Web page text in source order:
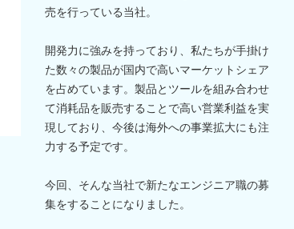
売を行っている当社。
開発力に強みを持っており、私たちが手掛け
た数々の製品が国内で高いマーケットシェア
を占めています。製品とツールを組み合わせ
て消耗品を販売することで高い営業利益を実
現しており、今後は海外への事業拡大にも注
力する予定です。
今回、そんな当社で新たなエンジニア職の募
集をすることになりました。